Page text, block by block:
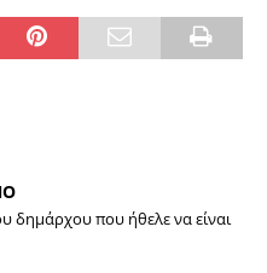
δημάρχου που ήθελε να είναι